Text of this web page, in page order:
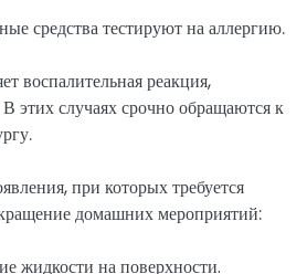
средства тестируют на аллергию.
воспалительная реакция,
В этих случаях срочно обращаются к
при которых требуется
домашних мероприятий:
жидкости на поверхности.